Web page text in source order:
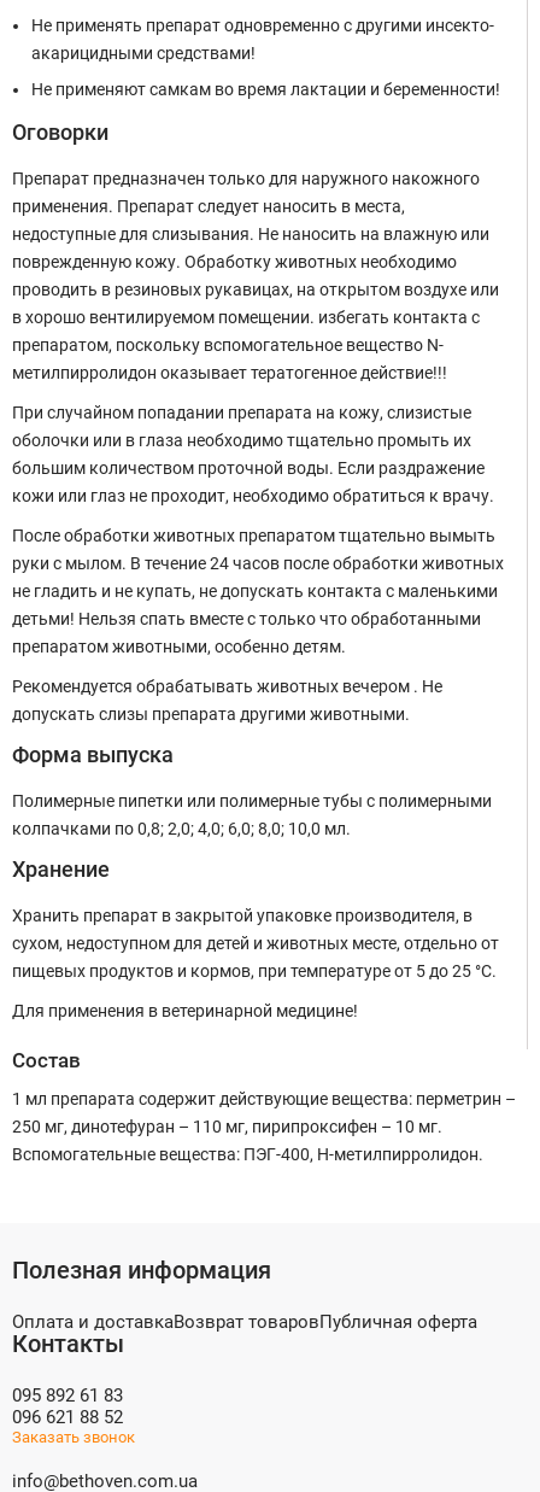
Не применять препарат одновременно с другими инсекто-
акарицидными средствами!
Не применяют самкам во время лактации и беременности!
Оговорки
Препарат предназначен только для наружного накожного
применения. Препарат следует наносить в места,
недоступные для слизывания. Не наносить на влажную или
поврежденную кожу. Обработку животных необходимо
проводить в резиновых рукавицах, на открытом воздухе или
в хорошо вентилируемом помещении. избегать контакта с
препаратом, поскольку вспомогательное вещество N-
метилпирролидон оказывает тератогенное действие!!!
При случайном попадании препарата на кожу, слизистые
оболочки или в глаза необходимо тщательно промыть их
большим количеством проточной воды. Если раздражение
кожи или глаз не проходит, необходимо обратиться к врачу.
После обработки животных препаратом тщательно вымыть
руки с мылом. В течение 24 часов после обработки животных
не гладить и не купать, не допускать контакта с маленькими
детьми! Нельзя спать вместе с только что обработанными
препаратом животными, особенно детям.
Рекомендуется обрабатывать животных вечером . Не
допускать слизы препарата другими животными.
Форма выпуска
Полимерные пипетки или полимерные тубы с полимерными
колпачками по 0,8; 2,0; 4,0; 6,0; 8,0; 10,0 мл.
Хранение
Хранить препарат в закрытой упаковке производителя, в
сухом, недоступном для детей и животных месте, отдельно от
пищевых продуктов и кормов, при температуре от 5 до 25 °C.
Для применения в ветеринарной медицине!
Состав
1 мл препарата содержит действующие вещества: перметрин –
250 мг, динотефуран – 110 мг, пирипроксифен – 10 мг.
Вспомогательные вещества: ПЭГ-400, Н-метилпирролидон.
Полезная информация
Оплата и доставкаВозврат товаровПубличная оферта
Контакты
095 892 61 83
096 621 88 52
Заказать звонок
info@bethoven.com.ua